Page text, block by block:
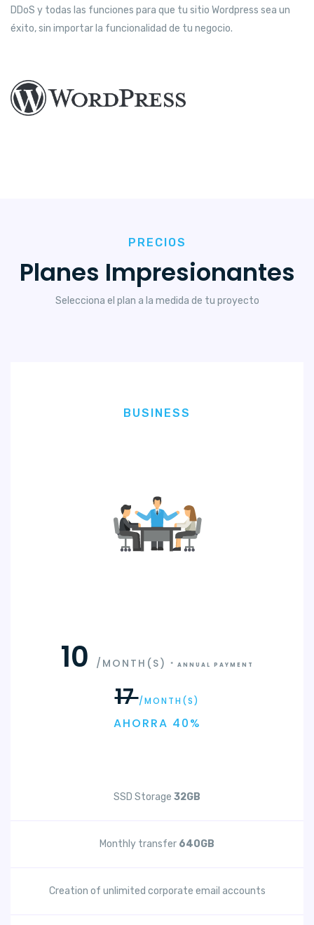
DDoS y todas las funciones para que tu sitio Wordpress sea un
éxito, sin importar la funcionalidad de tu negocio.
PRECIOS
Planes Impresionantes
Selecciona el plan a la medida de tu proyecto
BUSINESS
10 /MONTH(S) * ANNUAL PAYMENT
17/MONTH(S)
AHORRA 40%
SSD Storage 32GB
Monthly transfer 640GB
Creation of unlimited corporate email accounts